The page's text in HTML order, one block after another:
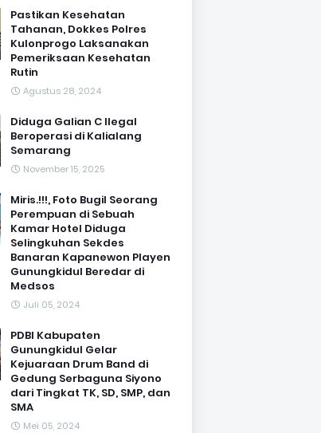
Pastikan Kesehatan
Tahanan, Dokkes Polres
Kulonprogo Laksanakan
Pemeriksaan Kesehatan
Rutin
Agustus 28, 2024
Diduga Galian C Ilegal
Beroperasi di Kalialang
Semarang
November 15, 2025
Miris.!!!, Foto Bugil Seorang
Perempuan di Sebuah
Kamar Hotel Diduga
Selingkuhan Sekdes
Banaran Kapanewon Playen
Gunungkidul Beredar di
Medsos
Juli 05, 2024
PDBI Kabupaten
Gunungkidul Gelar
Kejuaraan Drum Band di
Gedung Serbaguna Siyono
dari Tingkat TK, SD, SMP, dan
SMA
Mei 05, 2024